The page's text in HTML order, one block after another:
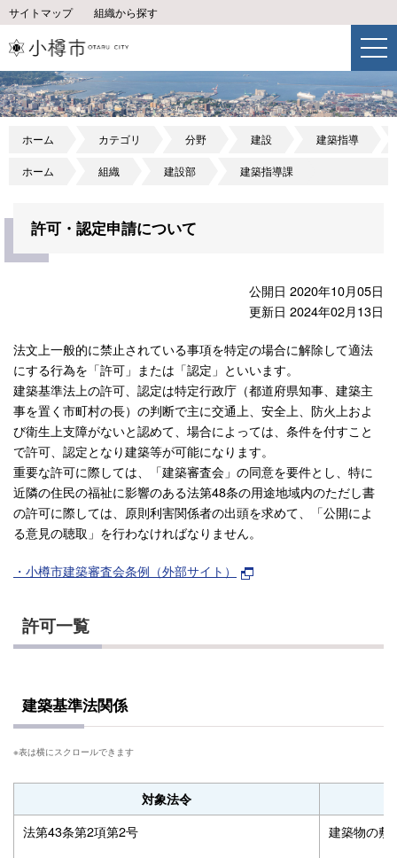
サイトマップ 組織から探す
ホーム カテゴリ 分野 建設 建築指導
ホーム 組織 建設部 建築指導課
許可・認定申請について
公開日 2020年10月05日
更新日 2024年02月13日
法文上一般的に禁止されている事項を特定の場合に解除して適法
にする行為を「許可」または「認定」といいます。
建築基準法上の許可、認定は特定行政庁（都道府県知事、建築主
事を置く市町村の長）の判断で主に交通上、安全上、防火上およ
び衛生上支障がないと認めて、場合によっては、条件を付すこと
で許可、認定となり建築等が可能になります。
重要な許可に際しては、「建築審査会」の同意を要件とし、特に
近隣の住民の福祉に影響のある法第48条の用途地域内のただし書
の許可に際しては、原則利害関係者の出頭を求めて、「公開によ
る意見の聴取」を行わなければなりません。
・小樽市建築審査会条例（外部サイト）
許可一覧
建築基準法関係
対象法令
法第43条第2項第2号 建築物の敷